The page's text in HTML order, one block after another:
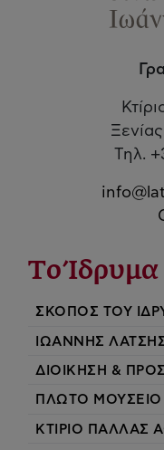
Τηλ.
Το Ίδρυμα
ΣΚΟΠΟΣ ΤΟΥ
ΙΩΑΝΝΗΣ
ΔΙΟΙΚΗΣΗ &
ΠΛΩΤΟ ΜΟΥΣΕΙΟ
ΚΤΙΡΙΟ ΠΑΛΛΑΣ